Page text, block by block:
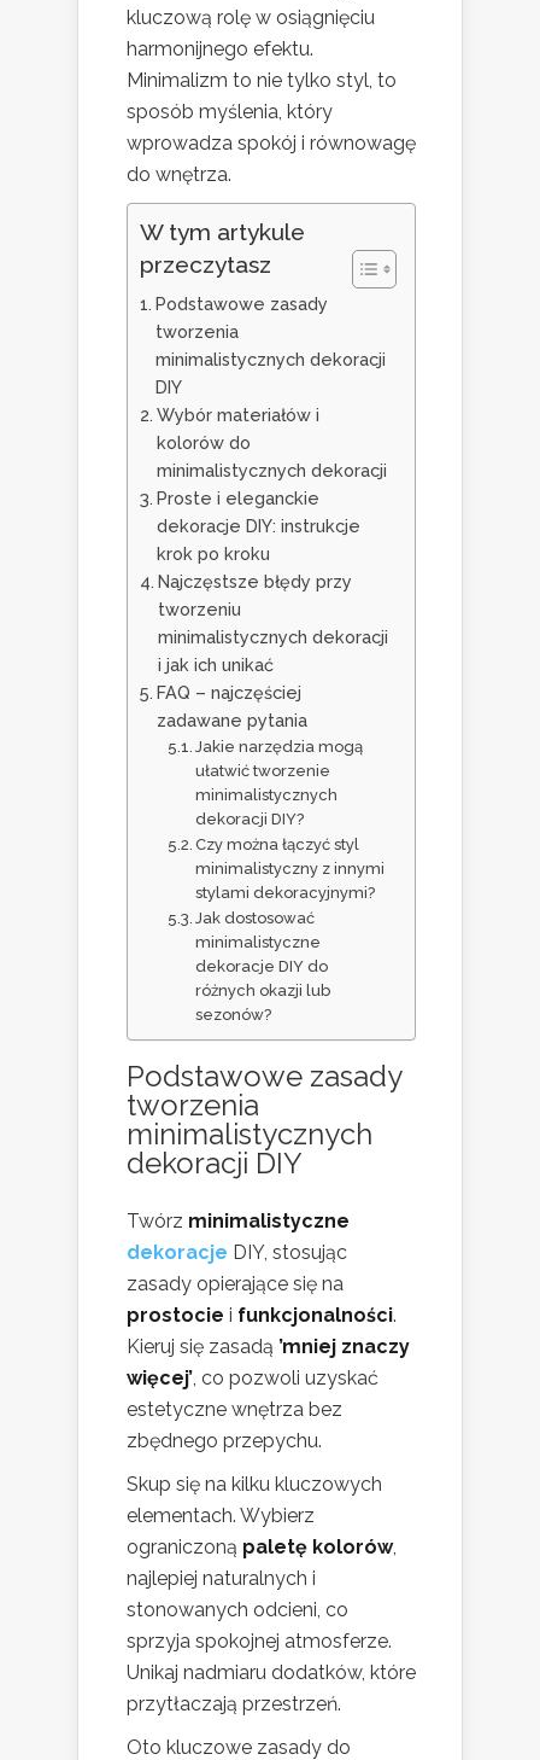
kluczową rolę w osiągnięciu
harmonijnego efektu.
Minimalizm to nie tylko styl, to
sposób myślenia, który
wprowadza spokój i równowagę
do wnętrza.
W tym artykule
przeczytasz
Podstawowe zasady
tworzenia
minimalistycznych dekoracji
DIY
Wybór materiałów i
kolorów do
minimalistycznych dekoracji
Proste i eleganckie
dekoracje DIY: instrukcje
krok po kroku
Najczęstsze błędy przy
tworzeniu
minimalistycznych dekoracji
i jak ich unikać
FAQ – najczęściej
zadawane pytania
Jakie narzędzia mogą
ułatwić tworzenie
minimalistycznych
dekoracji DIY?
Czy można łączyć styl
minimalistyczny z innymi
stylami dekoracyjnymi?
Jak dostosować
minimalistyczne
dekoracje DIY do
różnych okazji lub
sezonów?
Podstawowe zasady
tworzenia
minimalistycznych
dekoracji DIY
Twórz minimalistyczne
dekoracje DIY, stosując
zasady opierające się na
prostocie i funkcjonalności.
Kieruj się zasadą ’mniej znaczy
więcej’, co pozwoli uzyskać
estetyczne wnętrza bez
zbędnego przepychu.
Skup się na kilku kluczowych
elementach. Wybierz
ograniczoną paletę kolorów,
najlepiej naturalnych i
stonowanych odcieni, co
sprzyja spokojnej atmosferze.
Unikaj nadmiaru dodatków, które
przytłaczają przestrzeń.
Oto kluczowe zasady do